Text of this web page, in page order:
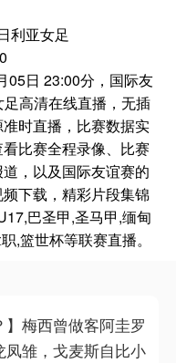
利亚女足
05日 23:00分，国际友
高清在线直播，无插
时直播，比赛数据实
比赛全程录像、比赛
，以及国际友谊赛的
下载，精彩片段集锦
巴圣甲,圣马甲,缅甸
,篮世杯等联赛直播。
】梅西曾做客阿圭罗
凤雏，戈麦斯自比小